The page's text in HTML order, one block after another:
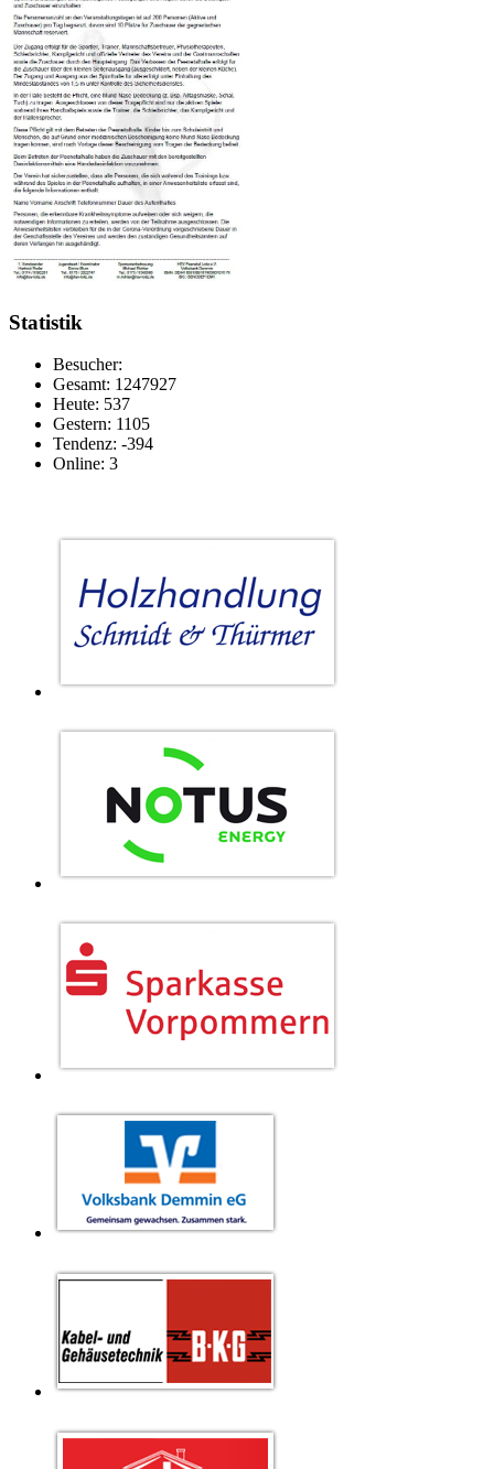
Statistik
Besucher:
Gesamt: 1247927
Heute: 537
Gestern: 1105
Tendenz: -394
Online: 3